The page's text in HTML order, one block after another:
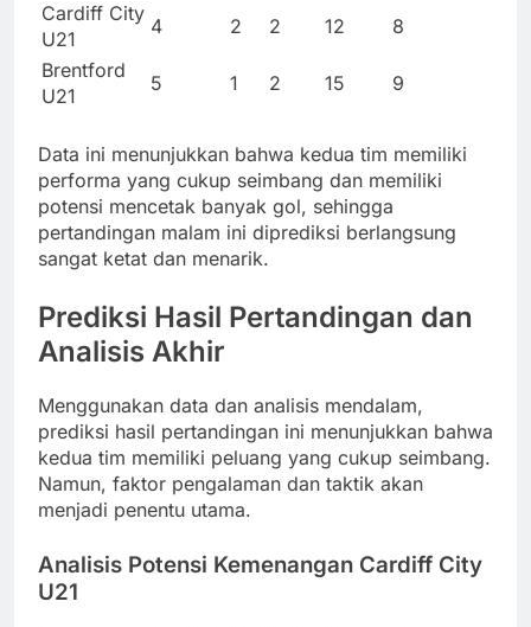
Cardiff City
U21
4 2 2 12
8
Brentford
U21
5 1 2 15 9
Data ini menunjukkan bahwa kedua tim memiliki
performa yang cukup seimbang dan memiliki
potensi mencetak banyak gol, sehingga
pertandingan malam ini diprediksi berlangsung
sangat ketat dan menarik.
Prediksi Hasil Pertandingan dan
Analisis Akhir
Menggunakan data dan analisis mendalam,
prediksi hasil pertandingan ini menunjukkan bahwa
kedua tim memiliki peluang yang cukup seimbang.
Namun, faktor pengalaman dan taktik akan
menjadi penentu utama.
Analisis Potensi Kemenangan Cardiff City
U21